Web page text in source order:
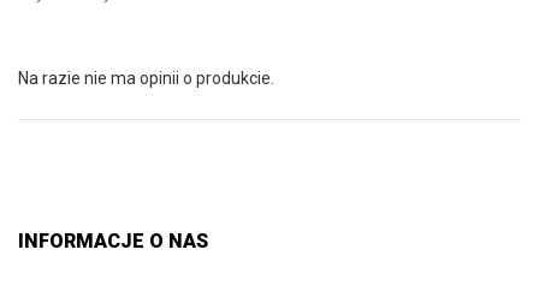
Na razie nie ma opinii o produkcie.
INFORMACJE O NAS